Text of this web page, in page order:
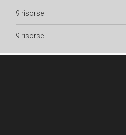
9 risorse
9 risorse